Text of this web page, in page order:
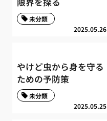
2025.05.26
未分類
やけど虫から身を守る
ための予防策
2025.05.25
未分類